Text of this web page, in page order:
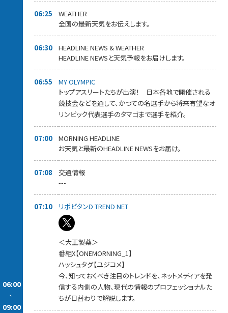
06:00
-
09:00
06:25
WEATHER
全国の最新天気をお伝えします。
06:30
HEADLINE NEWS & WEATHER
HEADLINE NEWSと天気予報をお届けします。
06:55
MY OLYMPIC
トップアスリートたちが出演！ 日本各地で開催される
競技会などを通して、かつての名選手から将来有望なオ
リンピック代表選手のタマゴまで選手を紹介。
07:00
MORNING HEADLINE
お天気と最新のHEADLINE NEWSをお届け。
07:08
交通情報
---
07:10 リポビタンD TREND NET
＜大正製薬＞
番組X【ONEMORNING_1】
ハッシュタグ【ユジコメ】
今、知っておくべき注目のトレンドを、ネットメディアを発
信する内側の人物、現代の情報のプロフェッショナルた
ちが日替わりで解説します。